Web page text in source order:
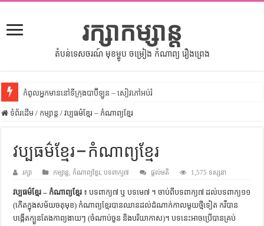
រក្សាកម្សាន្ត
តំបន់ទេសចរណ៍ មុខម្ហូប ចម្រៀង កំណាព្យ រឿងព្រេង
កំពូលអ្នកមាននៅទីក្រុងបាប៊ីឡូន – សៀវភៅអប់រំ
សីលធម៌នៅក្នុងសង្គមខ្មែរ – សៀវភៅចំណេះដឹងទូទៅ
ទំលៀមទម្លាប់ប្រពៃណីជនជាតិចិន – សៀវភៅចំណេះដឹងទូទៅ
ដើមកំណើតអង្គរ – សៀវភៅចំណេះដឹងទូទៅ
ដើមកំណើតជនជាតិខ្មែរ – អត្ថបទស្រាវជ្រាវ
ទំនាក់ទំនងកម្ពុជានិងចិន – សៀវភៅចំណេះដឹងទូទៅ
ទំព័រដើម / កម្សាន្ត / វប្បធម៌ខ្មែរ – កំណាព្យខ្មែរ
វប្បធម៌ខ្មែរ – កំណាព្យខ្មែរ
រក្សា កម្សាន្ត កំណាព្យខ្មែរ ,បទពាក្យ៧ ផ្តល់មតិ 1,575 ទស្សនា
វប្បធម៌ខ្មែរ – កំណាព្យខ្មែរ ៖ បទពាក្យ៧ ឬ បទមេ៧ ។ ចាប់ពីបទពាក្យ៧ ដល់បទពាក្យ១១
(កើតក្នុងសម័យចតុមុខ) កំណាព្យខ្មែរបានឈានដល់ដំណាក់កាលមួយថ្មីទៀត កវីបាន
បង្កើតក្បួនតែងកាព្យងាយៗ (ចំណាប់ចួន និងបរិយាកាស)។ បទនេះអាចប្រើបានគ្រប់